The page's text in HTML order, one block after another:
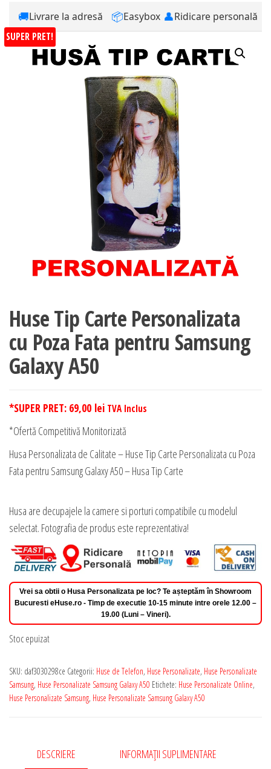
🚚Livrare la adresă 📦Easybox 👤Ridicare personală
SUPER PRET!
Huse Tip Carte Personalizata
cu Poza Fata pentru Samsung
Galaxy A50
*SUPER PRET: 69,00 lei TVA Inclus
*Ofertă Competitivă Monitorizată
Husa Personalizata de Calitate – Huse Tip Carte Personalizata cu Poza
Fata pentru Samsung Galaxy A50 – Husa Tip Carte
Husa are decupajele la camere si porturi compatibile cu modelul
selectat. Fotografia de produs este reprezentativa!
Vrei sa obtii o Husa Personalizata pe loc? Te așteptăm în Showroom
Bucuresti eHuse.ro - Timp de executie 10-15 minute intre orele 12.00 –
19.00 (Luni – Vineri).
Stoc epuizat
SKU: daf3030298ce Categorii: Huse de Telefon, Huse Personalizate, Huse Personalizate
Samsung, Huse Personalizate Samsung Galaxy A50 Etichete: Huse Personalizate Online,
Huse Personalizate Samsung, Huse Personalizate Samsung Galaxy A50
DESCRIERE INFORMAȚII SUPLIMENTARE